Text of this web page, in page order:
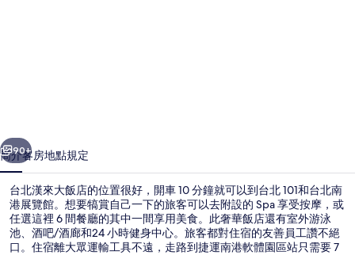
的
相
片
集
個 下一個
90+
簡介客房地點規定
台北漢來大飯店的位置很好，開車 10 分鐘就可以到台北 101和台北南
港展覽館。想要犒賞自己一下的旅客可以去附設的 Spa 享受按摩，或
任選這裡 6 間餐廳的其中一間享用美食。此奢華飯店還有室外游泳
池、酒吧/酒廊和24 小時健身中心。旅客都對住宿的友善員工讚不絕
口。住宿離大眾運輸工具不遠，走路到捷運南港軟體園區站只需要 7